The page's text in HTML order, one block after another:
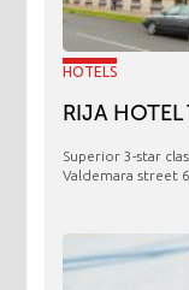
HOTELS
RIJA HOTEL
Superior 3-star
Valdemara street